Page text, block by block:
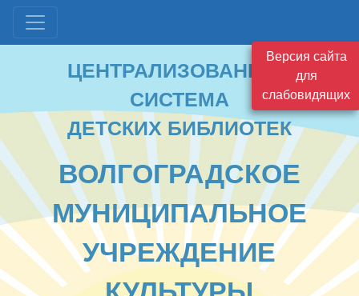
Версия сайта
для
слабовидящих
ЦЕНТРАЛИЗОВАННАЯ
СИСТЕМА
ДЕТСКИХ БИБЛИОТЕК
ВМУК "ЦСДБ"
ВОЛГОГРАДСКОЕ
МУНИЦИПАЛЬНОЕ
УЧРЕЖДЕНИЕ
КУЛЬТУРЫ